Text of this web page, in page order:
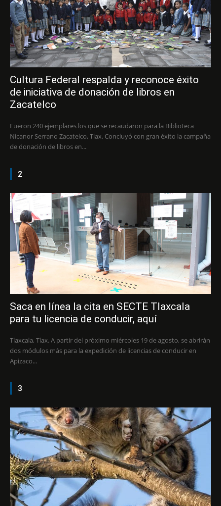
Cultura Federal respalda y reconoce éxito
de iniciativa de donación de libros en
Zacatelco
Fueron 240 ejemplares los que se recaudaron para la Biblioteca
Nicanor Serrano Zacatelco, Tlax. Concluyó con gran éxito la campaña
de donación de libros en...
2
Saca en línea la cita en SECTE Tlaxcala
para tu licencia de conducir, aquí
Tlaxcala, Tlax. A partir del próximo miércoles 19 de agosto, se abrirán
dos módulos más para la expedición de licencias de conducir en
Apizaco...
3